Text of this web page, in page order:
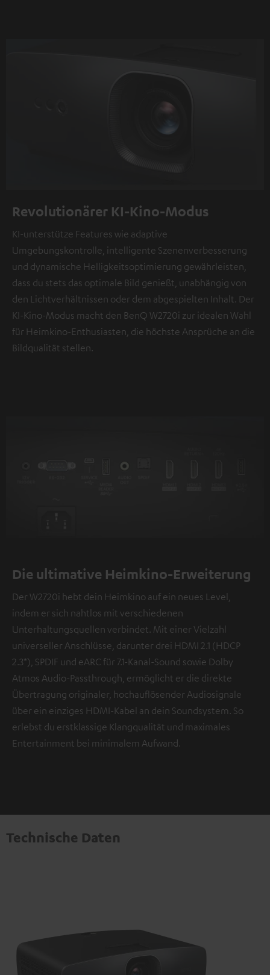
Revolutionärer KI-Kino-Modus
KI-unterstütze Features wie adaptive
Umgebungskontrolle, intelligente Szenenverbesserung
und dynamische Helligkeitsoptimierung gewährleisten,
dass du stets das optimale Bild genießt, unabhängig von
den Lichtverhältnissen oder dem abgespielten Inhalt. Der
KI-Kino-Modus macht den BenQ W2720i zur idealen Wahl
für Heimkino-Enthusiasten, die höchste Ansprüche an die
Bildqualität stellen.
Die ultimative Heimkino-Erweiterung
Der W2720i hebt dein Heimkino auf ein neues Level,
indem er sich nahtlos mit verschiedenen
Unterhaltungsquellen verbindet. Mit einer Vielzahl
universeller Anschlüsse, darunter drei HDMI 2.1 (HDCP
2.3*), SPDIF und eARC für 7.1-Kanal-Sound sowie Dolby
Atmos Audio-Passthrough, ermöglicht er die direkte
Übertragung originaler, hochauflösender Audiosignale
über ein einziges HDMI-Kabel an dein Soundsystem. So
erlebst du erstklassige Klangqualität und maximales
Entertainment bei minimalem Aufwand.
Technische Daten